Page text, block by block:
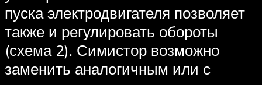
пуска электродвигателя позволяет
также и регулировать обороты
(схема 2). Симистор возможно
заменить аналогичным или с